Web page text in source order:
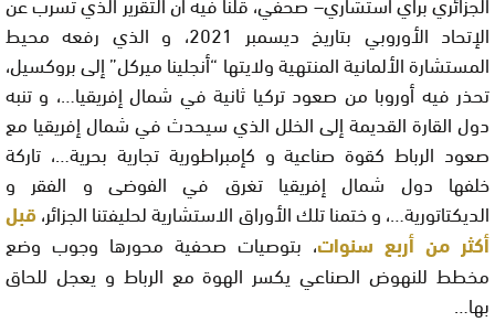
الإتحاد الأوروبي بتاريخ ديسمبر 2021، و الذي رفعه محيط
المستشارة الألمانية المنتهية ولايتها “أنجلينا ميركل” إلى بروكسيل،
تحذر فيه أوروبا من صعود تركيا ثانية في شمال إفريقيا…، و تنبه
دول القارة القديمة إلى الخلل الذي سيحدث في شمال إفريقيا مع
صعود الرباط كقوة صناعية و كإمبراطورية تجارية بحرية…، تاركة
خلفها دول شمال إفريقيا تغرق في الفوضى و الفقر و
الديكتاتورية…، و ختمنا تلك الأوراق الاستشارية لحليفتنا الجزائر،قبل
أكثر من أربع سنوات، بتوصيات صحفية محورها وجوب وضع
مخطط للنهوض الصناعي يكسر الهوة مع الرباط و يعجل للحاق
بها…